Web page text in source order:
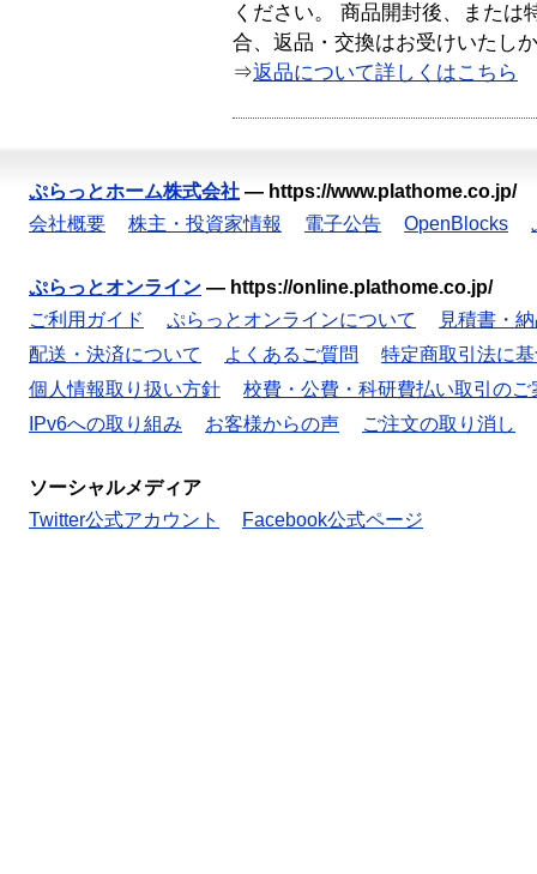
ください。 商品開封後、または
合、返品・交換はお受けいたし
⇒返品について詳しくはこちら
ぷらっとホーム株式会社 — https://www.plathome.co.jp/
会社概要
株主・投資家情報 電子公告 OpenBlocks
ぷらっとオンライン — https://online.plathome.co.jp/
ご利用ガイド
ぷらっとオンラインについて
見積書・
配送・決済について
よくあるご質問
特定商取引法に
個人情報取り扱い方針
校費・公費・科研費払い取引のご
IPv6への取り組み
お客様からの声 ご注文の取り消し
ソーシャルメディア
Twitter公式アカウント
Facebook公式ページ